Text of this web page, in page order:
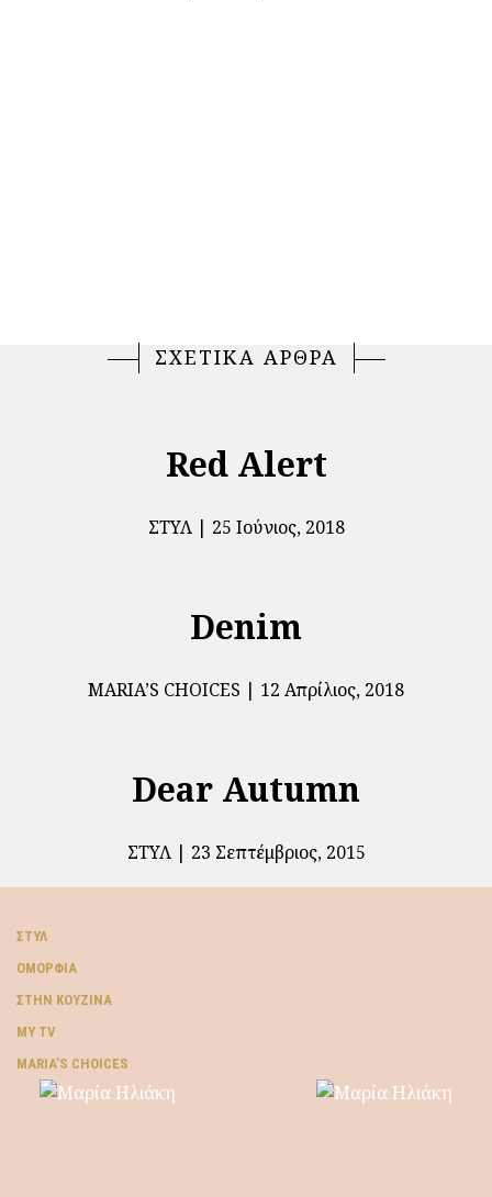
ΣΧΕΤΙΚΑ ΑΡΘΡΑ
Red Alert
ΣΤΥΛ 25 Ιούνιος, 2018
Denim
ΜARIA’S CHOICES 12 Απρίλιος, 2018
Dear Autumn
ΣΤΥΛ 23 Σεπτέμβριος, 2015
ΣΤΥΛ
ΟΜΟΡΦΙΆ
ΣΤΗΝ ΚΟΥΖΊΝΑ
MY TV
ΜARIA’S CHOICES